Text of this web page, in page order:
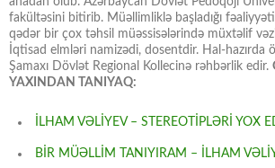
fakültəsini bitirib. Müəllimliklə başladığı
qədər bir çox təhsil müəssisələrində müxtəlif
İqtisad elmləri namizədi, dosentdir. Hal-hazırda
Şamaxı Dövlət Regional Kollecinə rəhbərlik edir.
YAXINDAN TANIYAQ:
İLHAM VƏLİYEV – STEREOTİPLƏRİ YOX
BİR MÜƏLLİM TANIYIRAM – İLHAM